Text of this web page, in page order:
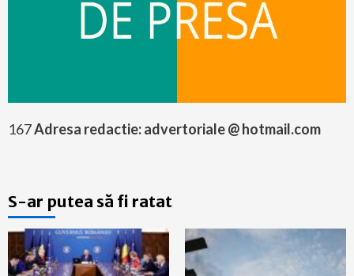
167Adresa redactie: advertoriale @ hotmail.com
S-ar putea să fi ratat